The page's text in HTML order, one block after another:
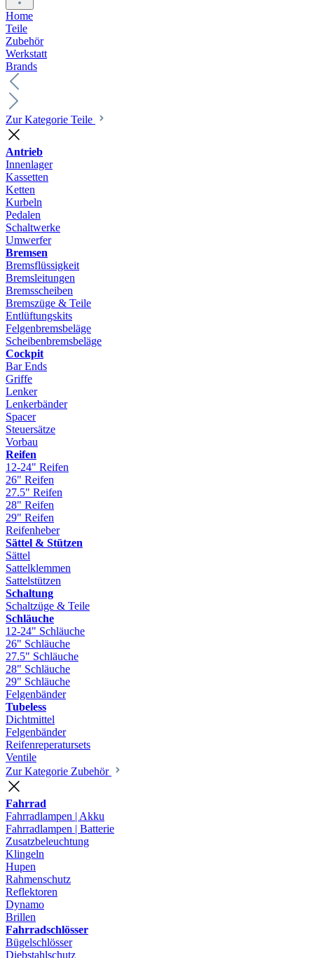
Home
Teile
Zubehör
Werkstatt
Brands
Zur Kategorie Teile
Antrieb
Innenlager
Kassetten
Ketten
Kurbeln
Pedalen
Schaltwerke
Umwerfer
Bremsen
Bremsflüssigkeit
Bremsleitungen
Bremsscheiben
Bremszüge & Teile
Entlüftungskits
Felgenbremsbeläge
Scheibenbremsbeläge
Cockpit
Bar Ends
Griffe
Lenker
Lenkerbänder
Spacer
Steuersätze
Vorbau
Reifen
12-24" Reifen
26" Reifen
27.5" Reifen
28" Reifen
29" Reifen
Reifenheber
Sättel & Stützen
Sättel
Sattelklemmen
Sattelstützen
Schaltung
Schaltzüge & Teile
Schläuche
12-24" Schläuche
26" Schläuche
27.5" Schläuche
28" Schläuche
29" Schläuche
Felgenbänder
Tubeless
Dichtmittel
Felgenbänder
Reifenreperatursets
Ventile
Zur Kategorie Zubehör
Fahrrad
Fahrradlampen | Akku
Fahrradlampen | Batterie
Zusatzbeleuchtung
Klingeln
Hupen
Rahmenschutz
Reflektoren
Dynamo
Brillen
Fahrradschlösser
Bügelschlösser
Diebstahlschutz